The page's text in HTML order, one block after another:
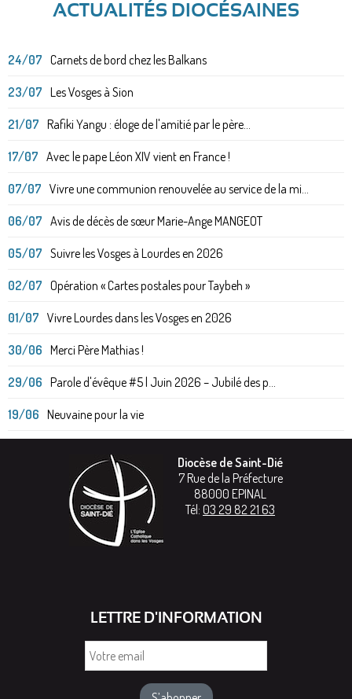
ACTUALITÉS DIOCÉSAINES
24/07 Carnets de bord chez les Balkans
23/07 Les Vosges à Sion
21/07 Rafiki Yangu : éloge de l'amitié par le père...
17/07 Avec le pape Léon XIV vient en France !
07/07 Vivre une communion renouvelée au service de la mi...
06/07 Avis de décès de sœur Marie-Ange MANGEOT
05/07 Suivre les Vosges à Lourdes en 2026
02/07 Opération « Cartes postales pour Taybeh »
01/07 Vivre Lourdes dans les Vosges en 2026
30/06 Merci Père Mathias !
29/06 Parole d'évêque #5 | Juin 2026 – Jubilé des p...
19/06 Neuvaine pour la vie
Diocèse de Saint-Dié
7 Rue de la Préfecture
88000 EPINAL
Tél: 03 29 82 21 63
LETTRE D'INFORMATION